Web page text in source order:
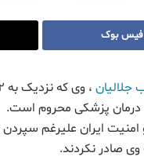
فیس بوک
جلالیان
درمان پزشکی محروم است.
امنیت ایران علیرغم
صادر نکردند.